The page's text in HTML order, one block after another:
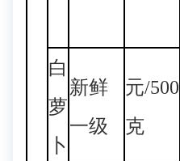
白
萝
卜
新鲜
一级
元/500
克